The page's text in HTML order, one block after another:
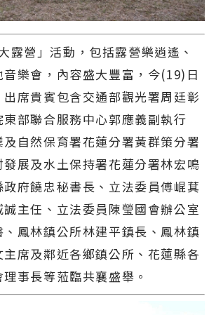
營」活動，包括露營樂逍遙、
樂會，內容盛大豐富，今(19)日
席貴賓包含交通部觀光署周廷彰
部聯合服務中心郭應義副執行
自然保育署花蓮分署黃群策分署
展及水土保持署花蓮分署林宏鳴
府饒忠秘書長、立法委員傅崐萁
主任、立法委員陳瑩國會辦公室
鳳林鎮公所林建平鎮長、鳳林鎮
席及鄰近各鄉鎮公所、花蓮縣各
事長等蒞臨共襄盛舉。